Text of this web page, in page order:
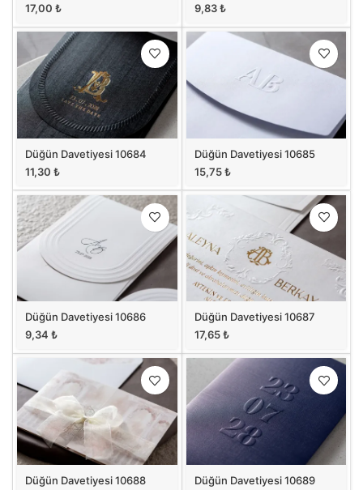
17,00 ₺
9,83₺
Düğün Davetiyesi 10684
11,30 ₺
Düğün Davetiyesi 10685
15,75₺
Düğün Davetiyesi 10686
9,34 ₺
Düğün Davetiyesi 10687
17,65₺
Düğün Davetiyesi 10688
Düğün Davetiyesi 10689